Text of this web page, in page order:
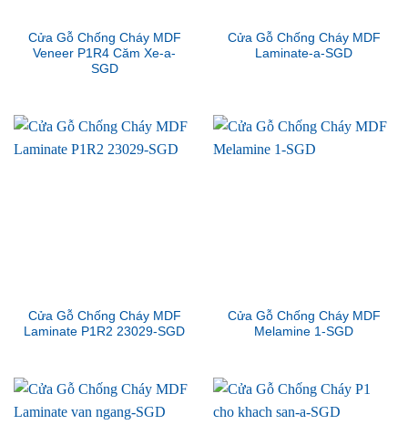
Cửa Gỗ Chống Cháy MDF
Veneer P1R4 Căm Xe-a-
SGD
Cửa Gỗ Chống Cháy MDF
Laminate-a-SGD
Cửa Gỗ Chống Cháy MDF
Laminate P1R2 23029-SGD
Cửa Gỗ Chống Cháy MDF
Melamine 1-SGD